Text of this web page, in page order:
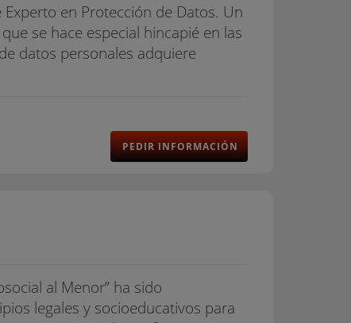
en Protección de Datos. Un
se hace especial hincapié en las
datos personales adquiere
PEDIR INFORMACIÓN
al Menor” ha sido
legales y socioeducativos para